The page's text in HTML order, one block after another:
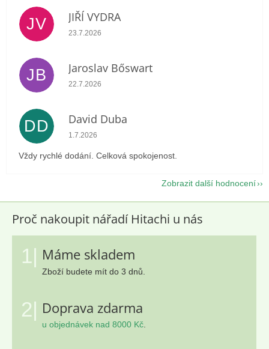
JV JIŘÍ VYDRA
Hodnocení obchodu je 5 z 5 hvězdiček.
23.7.2026
JB Jaroslav Bőswart
Hodnocení obchodu je 5 z 5 hvězdiček.
22.7.2026
DD David Duba
Hodnocení obchodu je 5 z 5 hvězdiček.
1.7.2026
Vždy rychlé dodání. Celková spokojenost.
Zobrazit další hodnocení
Proč nakoupit nářadí Hitachi u nás
1| Máme skladem
Zboží budete mít do 3 dnů.
2| Doprava zdarma
u objednávek nad 8000 Kč.